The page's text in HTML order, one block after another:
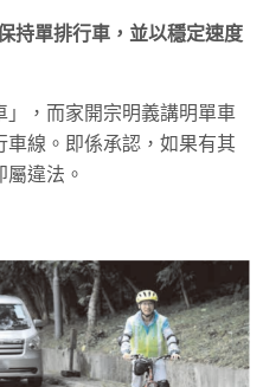
持單排行車，並以穩定速度
，而家開宗明義講明單車
線。即係承認，如果有其
違法。